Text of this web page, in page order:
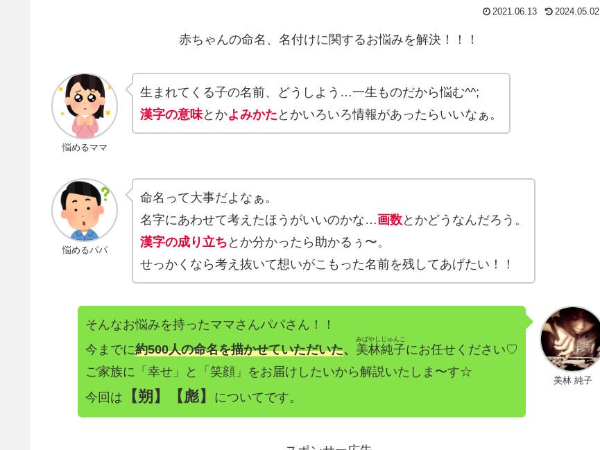
2021.06.13 2024.05.02
赤ちゃんの命名、名付けに関するお悩みを解決！！！
悩めるママ
生まれてくる子の名前、どうしよう…一生ものだから悩む^^;
漢字の意味とかよみかた とかいろいろ情報があったらいいなぁ。
悩めるパパ
命名って大事だよなぁ。
名字にあわせて考えたほうがいいのかな…画数とかどうなんだろう。
漢字の成り立ち とか分かったら助かるぅ〜。
せっかくなら考え抜いて想いがこもった名前を残してあげたい！！
美林 純子
そんなお悩みを持ったママさんパパさん！！
今までに約500人の命名を描かせていただいた、 美林純子
みばやしじゅんこ
にお任せください♡
ご家族に「幸せ」と「笑顔」をお届けしたいから解説いたしま〜す☆
今回は
【朔 】【彪】 についてです。